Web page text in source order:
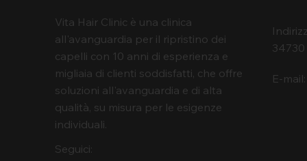
Vita Hair Clinic è una clinica
all'avanguardia per il ripristino dei
capelli con 10 anni di esperienza e
migliaia di clienti soddisfatti, che offre
soluzioni all'avanguardia e di alta
qualità, su misura per le esigenze
individuali.
Seguici:
E-mail: